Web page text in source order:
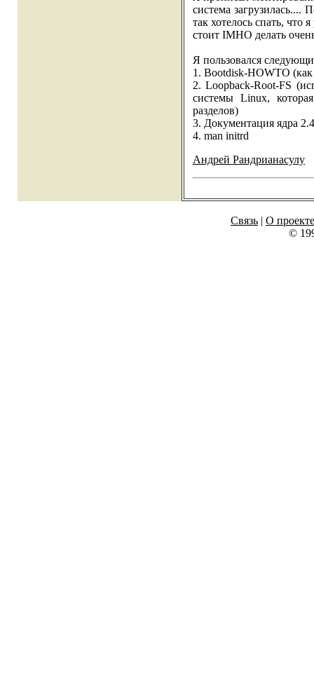
система загрузилась....
так хотелось спать, что
стоит IMHO делать
Я пользовался
1. Bootdisk-HOWTO (как
2. Loopback-Root-FS
системы Linux,
разделов)
3. Документация ядра
4. man initrd
Андрей Рандрианасулу
Связь | О
©